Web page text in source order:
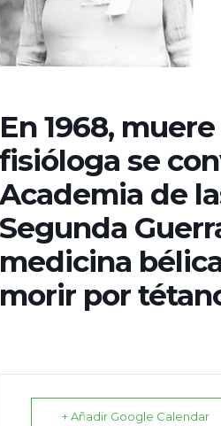
En 1968,
fisióloga se
Academia de
Segunda
medicina
morir por
+ Añadir Google Calendar